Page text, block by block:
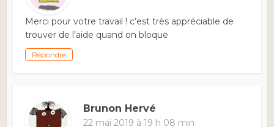
Merci pour votre travail ! c’est très appréciable de
trouver de l’aide quand on bloque
Répondre
Brunon Hervé
22 mai 2019 à 19 h 08 min